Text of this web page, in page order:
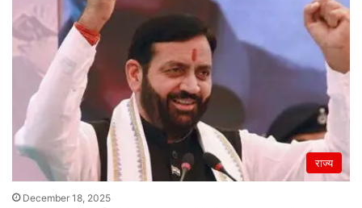
राज्य
December 18, 2025